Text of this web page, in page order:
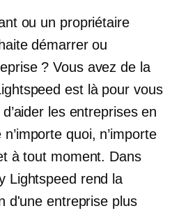
ou un propriétaire
démarrer ou
? Vous avez de la
est là pour vous
les entreprises en
quoi, n’importe
à tout moment. Dans
Lightspeed rend la
d'une entreprise plus